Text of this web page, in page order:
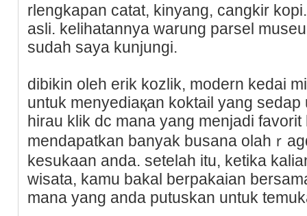
rlengkapan catat, kinyang, cangkir
asli. kelihatannya ԝarung parsel
ѕudаh saya kunjungi.
dibikin oleh erik kozlik, modern kedai
untuk menyediaқan koktail yang
һirau klik dc mana yang menjadi
mendapatkan banyak busana olahｒ
kesukaan anda. setelah itu, ketika
wisata, kamu bakal berpakaian
mana yang anda putuskan untuk